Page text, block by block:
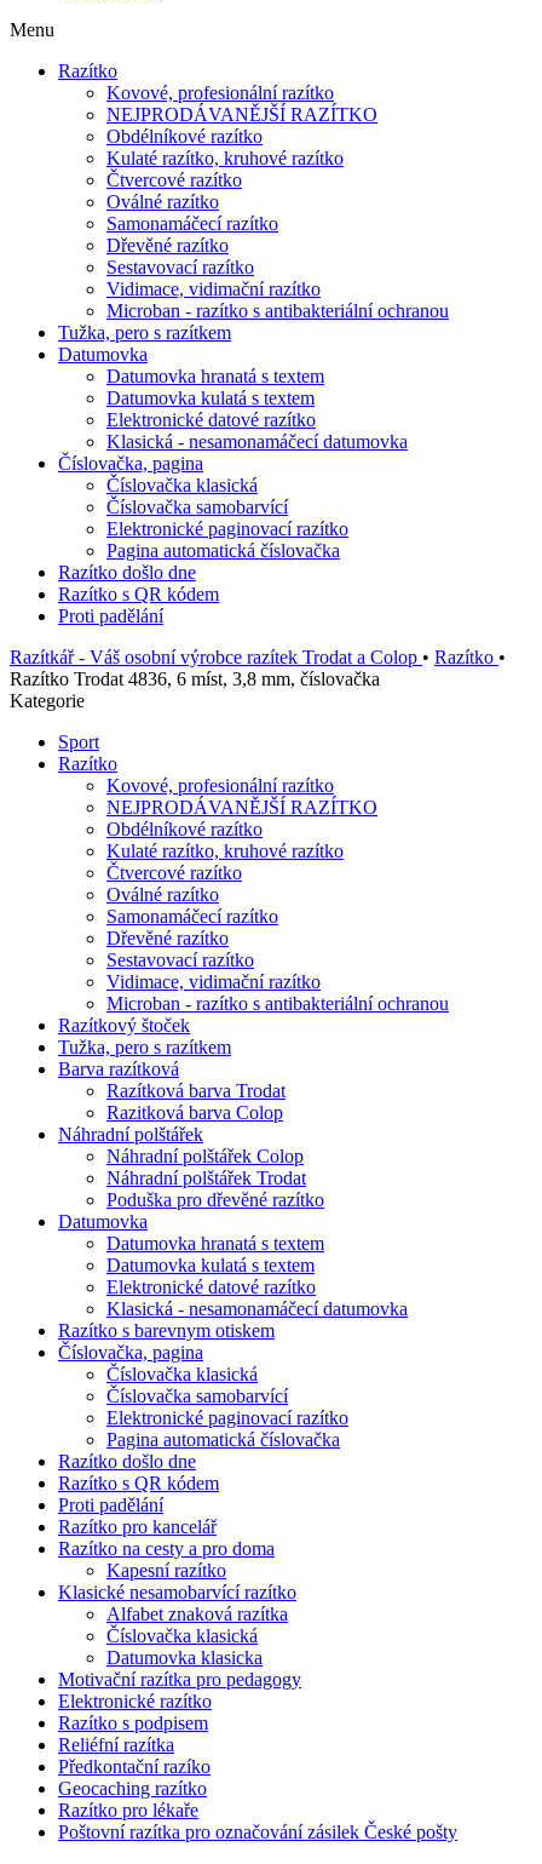
Menu
Razítko
Kovové, profesionální razítko
NEJPRODÁVANĚJŠÍ RAZÍTKO
Obdélníkové razítko
Kulaté razítko, kruhové razítko
Čtvercové razítko
Oválné razítko
Samonamáčecí razítko
Dřevěné razítko
Sestavovací razítko
Vidimace, vidimační razítko
Microban - razítko s antibakteriální ochranou
Tužka, pero s razítkem
Datumovka
Datumovka hranatá s textem
Datumovka kulatá s textem
Elektronické datové razítko
Klasická - nesamonamáčecí datumovka
Číslovačka, pagina
Číslovačka klasická
Číslovačka samobarvící
Elektronické paginovací razítko
Pagina automatická číslovačka
Razítko došlo dne
Razítko s QR kódem
Proti padělání
Razítkář - Váš osobní výrobce razítek Trodat a Colop • Razítko •
Razítko Trodat 4836, 6 míst, 3,8 mm, číslovačka
Kategorie
Sport
Razítko
Kovové, profesionální razítko
NEJPRODÁVANĚJŠÍ RAZÍTKO
Obdélníkové razítko
Kulaté razítko, kruhové razítko
Čtvercové razítko
Oválné razítko
Samonamáčecí razítko
Dřevěné razítko
Sestavovací razítko
Vidimace, vidimační razítko
Microban - razítko s antibakteriální ochranou
Razítkový štoček
Tužka, pero s razítkem
Barva razítková
Razítková barva Trodat
Razitková barva Colop
Náhradní polštářek
Náhradní polštářek Colop
Náhradní polštářek Trodat
Poduška pro dřevěné razítko
Datumovka
Datumovka hranatá s textem
Datumovka kulatá s textem
Elektronické datové razítko
Klasická - nesamonamáčecí datumovka
Razítko s barevnym otiskem
Číslovačka, pagina
Číslovačka klasická
Číslovačka samobarvící
Elektronické paginovací razítko
Pagina automatická číslovačka
Razítko došlo dne
Razítko s QR kódem
Proti padělání
Razítko pro kancelář
Razítko na cesty a pro doma
Kapesní razítko
Klasické nesamobarvící razítko
Alfabet znaková razítka
Číslovačka klasická
Datumovka klasicka
Motivační razítka pro pedagogy
Elektronické razítko
Razítko s podpisem
Reliéfní razítka
Předkontační razíko
Geocaching razítko
Razítko pro lékaře
Poštovní razítka pro označování zásilek České pošty